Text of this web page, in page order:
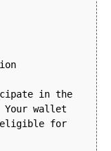
in the
Your wallet
eligible for